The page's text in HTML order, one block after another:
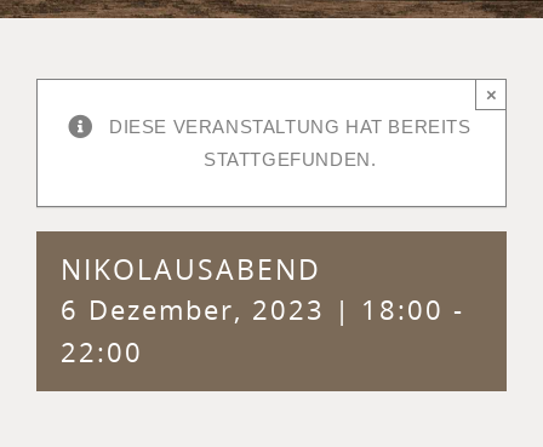
DIESE VERANSTALTUNG HAT BEREITS
STATTGEFUNDEN.
×
NIKOLAUSABEND
6 Dezember, 2023 | 18:00 -
22:00